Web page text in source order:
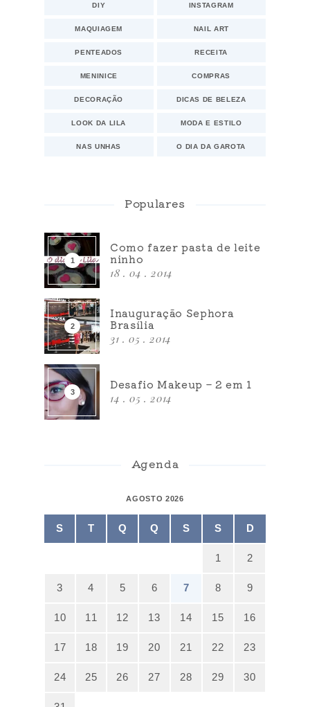
DIY INSTAGRAM
MAQUIAGEM NAIL ART
PENTEADOS RECEITA
MENINICE COMPRAS
DECORAÇÃO DICAS DE BELEZA
LOOK DA LILA MODA E ESTILO
NAS UNHAS O DIA DA GAROTA
Populares
Como fazer pasta de leite
ninho
18 . 04 . 2014
Inauguração Sephora
Brasília
31 . 05 . 2014
Desafio Makeup – 2 em 1
14 . 05 . 2014
Agenda
AGOSTO 2026
S T Q Q S S D
1 2
3 4 5 6 7 8 9
10 11 12 13 14 15 16
17 18 19 20 21 22 23
24 25 26 27 28 29 30